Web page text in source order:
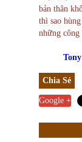
bản thân
thì sao
những công
Chia Sẻ
Google +